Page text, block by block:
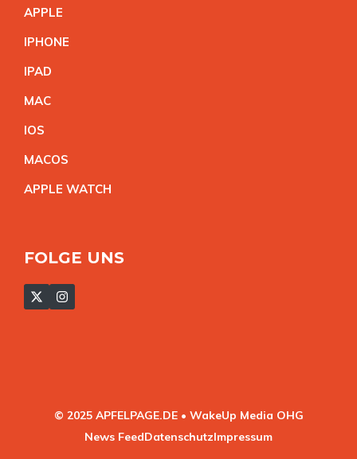
APPLE
IPHONE
IPAD
MAC
IOS
MACOS
APPLE WATCH
FOLGE UNS
© 2025 APFELPAGE.DE • WakeUp Media OHG
News FeedDatenschutzImpressum